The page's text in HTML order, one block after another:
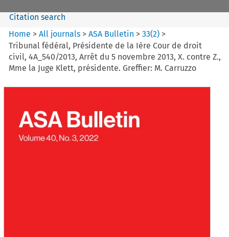
Citation search
Home >All journals >ASA Bulletin >33(2) >
Tribunal fédéral, Présidente de la Ière Cour de droit
civil, 4A_540/2013, Arrêt du 5 novembre 2013, X. contre Z.,
Mme la Juge Klett, présidente. Greffier: M. Carruzzo